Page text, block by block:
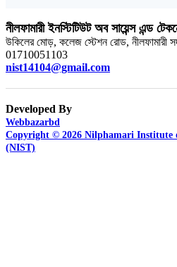
নীলফামারী ইনস্টিটিউট অব সায়েন্স এন্ড
উকিলের মোড়, কলেজ স্টেশন রোড, নীলফামারী
01710051103
nist14104@gmail.com
Developed By
Webbazarbd
Copyright © 2026 Nilphamari Institute
(NIST)